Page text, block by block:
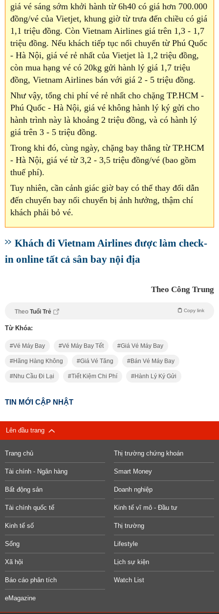
giá vé sáng sớm khởi hành từ 6h40 có giá hơn 700.000
đồng/vé của Vietjet, khung giờ từ trưa đến chiều có giá
1,1 triệu đồng. Còn Vietnam Airlines giá trên 1,3 - 1,7
triệu đồng. Nếu khách tiếp tục nối chuyến từ Phú Quốc
- Hà Nội, giá vé rẻ nhất của Vietjet là 1,2 triệu đồng,
còn mua hạng vé có 20kg gửi hành lý giá 1,7 triệu
đồng, Vietnam Airlines bán với giá 2 - 5 triệu đồng.
Như vậy, tổng chi phí vé rẻ nhất cho chặng TP.HCM -
Phú Quốc - Hà Nội, giá vé không hành lý ký gửi cho
hành trình này là khoảng 2 triệu đồng, và có hành lý
giá trên 3 - 5 triệu đồng.
Trong khi đó, cùng ngày, chặng bay thẳng từ TP.HCM
- Hà Nội, giá vé từ 3,2 - 3,5 triệu đồng/vé (bao gồm
thuế phí).
Tuy nhiên, cần cảnh giác giờ bay có thể thay đổi dẫn
đến chuyến bay nối chuyến bị ảnh hưởng, thậm chí
khách phải bỏ vé.
Khách đi Vietnam Airlines được làm check-
in online tất cả sân bay nội địa
Theo Công Trung
Theo Tuổi Trẻ Copy link
Từ Khóa:
Vé Máy Bay Vé Máy Bay Tết Giá Vé Máy Bay
Hãng Hàng Không Giá Vé Tăng Bán Vé Máy Bay
Nhu Cầu Đi Lại Tiết Kiệm Chi Phí Hành Lý Ký Gửi
TIN MỚI CẬP NHẬT
Lên đầu trang
Trang chủ Thị trường chứng khoán
Tài chính - Ngân hàng Smart Money
Bất động sản Doanh nghiệp
Tài chính quốc tế Kinh tế vĩ mô - Đầu tư
Kinh tế số Thị trường
Sống Lifestyle
Xã hội Lịch sự kiện
Báo cáo phân tích Watch List
eMagazine